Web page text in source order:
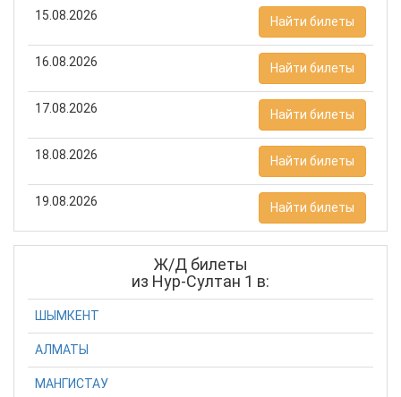
15.08.2026 Найти билеты
16.08.2026 Найти билеты
17.08.2026 Найти билеты
18.08.2026 Найти билеты
19.08.2026 Найти билеты
Ж/Д билеты
из Нур-Султан 1 в:
ШЫМКЕНТ
АЛМАТЫ
МАНГИСТАУ